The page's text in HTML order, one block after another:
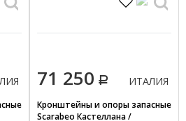
71 250 ИТАЛИЯ
Кронштейны и опоры запасные
Scarabeo Кастеллана /